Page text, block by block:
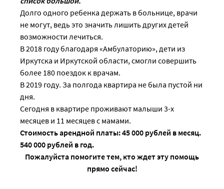
Долго одного ребенка держать в больнице, врачи
не могут, ведь это значить лишить других детей
возможности лечиться.
В 2018 году благодаря «Амбулаторию», дети из
Иркутска и Иркутской области, смогли совершить
более 180 поездок к врачам.
В 2019 году. За полгода квартира не была пустой ни
дня.
Сегодня в квартире проживают малыши 3-х
месяцев и 11 месяцев с мамами.
Стоимость арендной платы: 45 000 рублей в месяц.
540 000 рублей в год.
Пожалуйста помогите тем, кто ждет эту помощь
прямо сейчас!